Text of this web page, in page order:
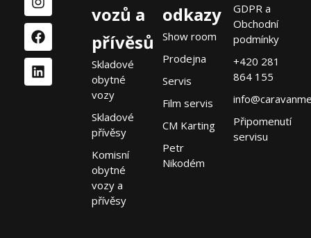
vozů a
přívěsů
Skladové
obytné
vozy
Skladové
přívěsy
Komisní
obytné
vozy a
přívěsy
odkazy
Show room
Prodejna
Servis
Film servis
CM Karting
Petr
Nikodém
GDPR a
Obchodní
podmínky
+420 281
864 155
Připomenutí
servisu